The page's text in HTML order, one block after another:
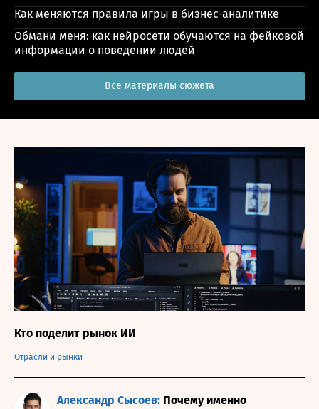
Как меняются правила игры в бизнес-аналитике
Обмани меня: как нейросети обучаются на фейковой
информации о поведении людей
Все материалы сюжета
Отрасли и рынки
Кто поделит рынок ИИ
Александр Сысоев: Почему именно